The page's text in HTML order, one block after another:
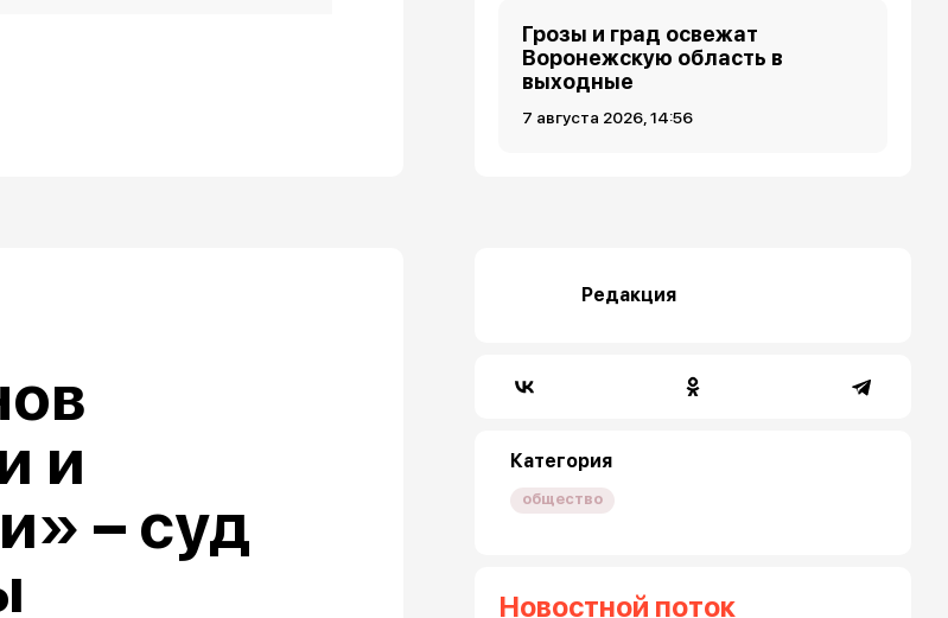
Грозы и град освежат
Воронежскую область в
выходные
7 августа 2026, 14:56
и
– суд
Редакция
Категория
общество
Новостной поток